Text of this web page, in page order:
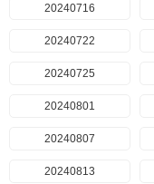
20240716
20240722
20240725
20240801
20240807
20240813